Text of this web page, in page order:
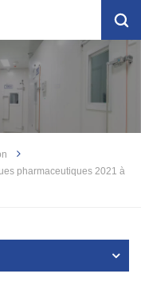
pharmaceutiques 2021 à